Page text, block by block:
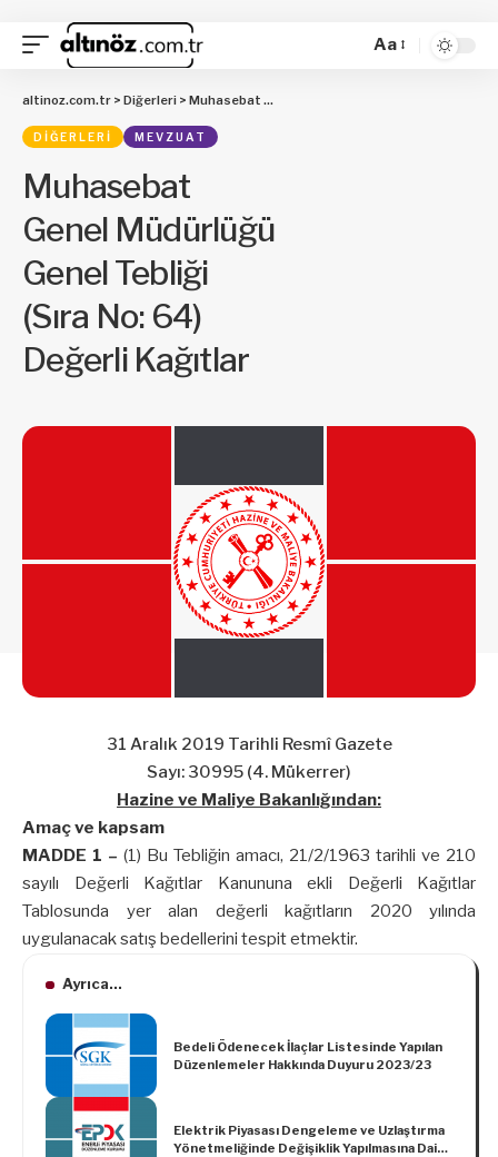
Aa
altinoz.com.tr > Diğerleri > Muhasebat Genel Müdürlüğü Genel Tebliği (Sıra No: 64) Değerli Kağıtlar
DIĞERLERI MEVZUAT
Muhasebat
Genel Müdürlüğü
Genel Tebliği
(Sıra No: 64)
Değerli Kağıtlar
31 Aralık 2019 Tarihli Resmî Gazete
Sayı: 30995 (4. Mükerrer)
Hazine ve Maliye Bakanlığından:
Amaç ve kapsam
MADDE 1 – (1) Bu Tebliğin amacı, 21/2/1963 tarihli ve 210
sayılı Değerli Kağıtlar Kanununa ekli Değerli Kağıtlar
Tablosunda yer alan değerli kağıtların 2020 yılında
uygulanacak satış bedellerini tespit etmektir.
Ayrıca...
Bedeli Ödenecek İlaçlar Listesinde Yapılan
Düzenlemeler Hakkında Duyuru 2023/23
Elektrik Piyasası Dengeleme ve Uzlaştırma
Yönetmeliğinde Değişiklik Yapılmasına Dair